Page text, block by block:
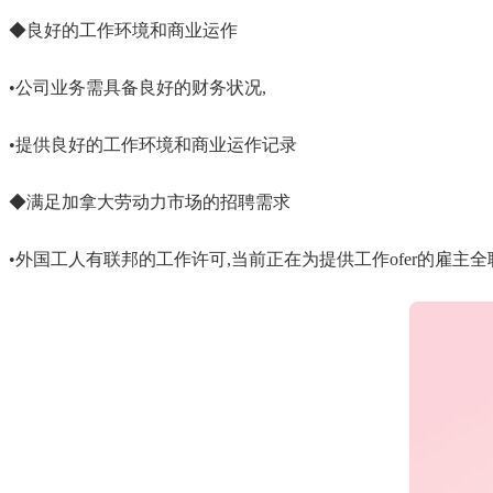
◆良好的工作环境和商业运作
•公司业务需具备良好的财务状况,
•提供良好的工作环境和商业运作记录
◆满足加拿大劳动力市场的招聘需求
•外国工人有联邦的工作许可,当前正在为提供工作ofer的雇主全